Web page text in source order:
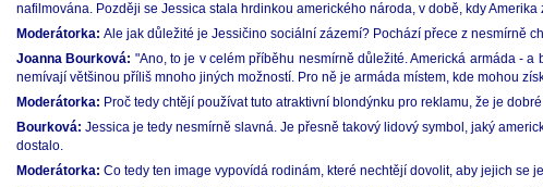
nafilmována. Později se Jessica stala hrdinkou amerického národa, v době, kdy
Moderátorka: Ale jak důležité je Jessičino sociální zázemí? Pochází přece z nesmírně
Joanna Bourková: "Ano, to je v celém příběhu nesmírně důležité. Americká armáda -
nemívají většinou příliš mnoho jiných možností. Pro ně je armáda místem, kde mohou
Moderátorka: Proč tedy chtějí používat tuto atraktivní blondýnku pro reklamu, že je
Bourková: Jessica je tedy nesmírně slavná. Je přesně takový lidový symbol, jaký
dostalo.
Moderátorka: Co tedy ten image vypovídá rodinám, které nechtějí dovolit, aby jejich se